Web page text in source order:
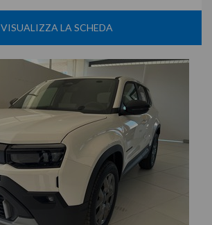
VISUALIZZA LA SCHEDA